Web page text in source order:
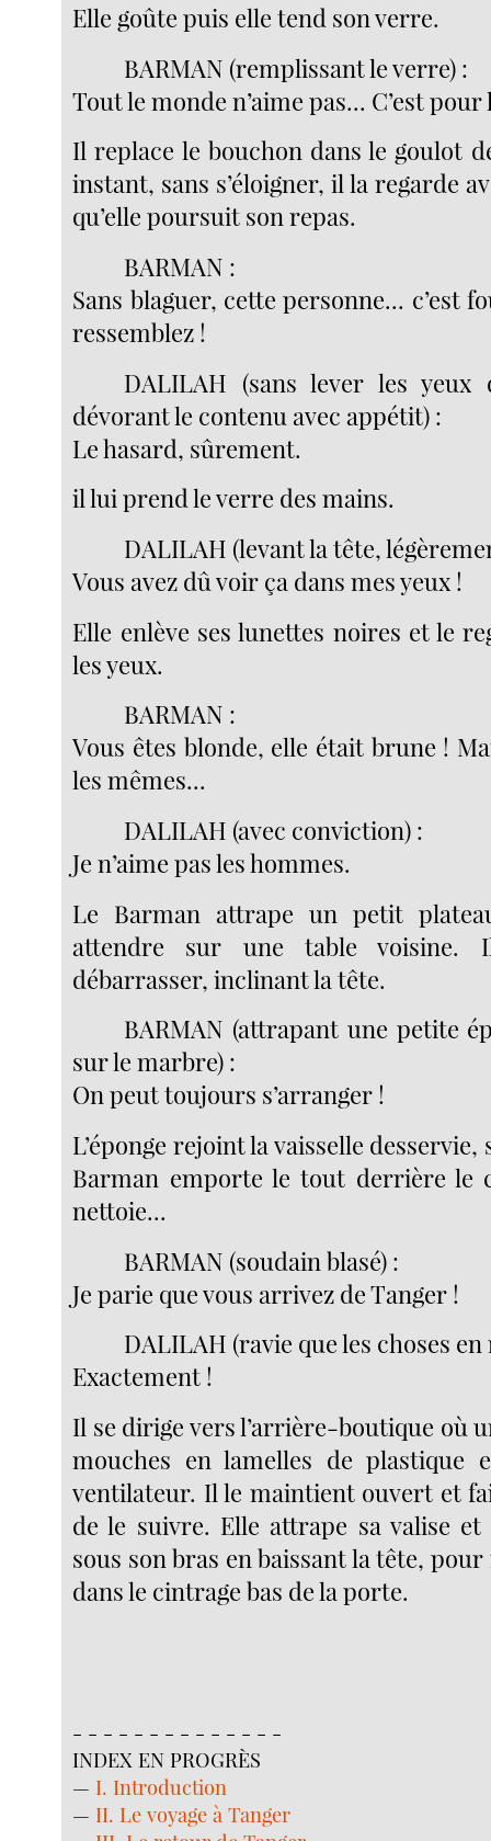
Elle goûte puis elle tend son verre.
BARMAN (remplissant le verre) :
Tout le monde n’aime pas... C’est
Il replace le bouchon dans le goulot
instant, sans s’éloigner, il la regarde
qu’elle poursuit son repas.
BARMAN :
Sans blaguer, cette personne... c’est
ressemblez !
DALILAH (sans lever les yeux
dévorant le contenu avec appétit) :
Le hasard, sûrement.
il lui prend le verre des mains.
DALILAH (levant la tête,
Vous avez dû voir ça dans mes yeux !
Elle enlève ses lunettes noires et le
les yeux.
BARMAN :
Vous êtes blonde, elle était brune !
les mêmes...
DALILAH (avec conviction) :
Je n’aime pas les hommes.
Le Barman attrape un petit
attendre sur une table voisine.
débarrasser, inclinant la tête.
BARMAN (attrapant une petite
sur le marbre) :
On peut toujours s’arranger !
L’éponge rejoint la vaisselle
Barman emporte le tout derrière le
nettoie...
BARMAN (soudain blasé) :
Je parie que vous arrivez de Tanger !
DALILAH (ravie que les choses
Exactement !
Il se dirige vers l’arrière-boutique où
mouches en lamelles de plastique
ventilateur. Il le maintient ouvert et
de le suivre. Elle attrape sa valise
sous son bras en baissant la tête, pour
dans le cintrage bas de la porte.
- - - - - - - - - - - - - -
INDEX EN PROGRÈS
— I. Introduction
— II. Le voyage à Tanger